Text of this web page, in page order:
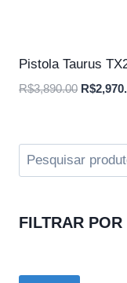
Pistola Taurus
R$3,890.00 O
era:
R$
Pesquisar
por:
FILTRAR POR